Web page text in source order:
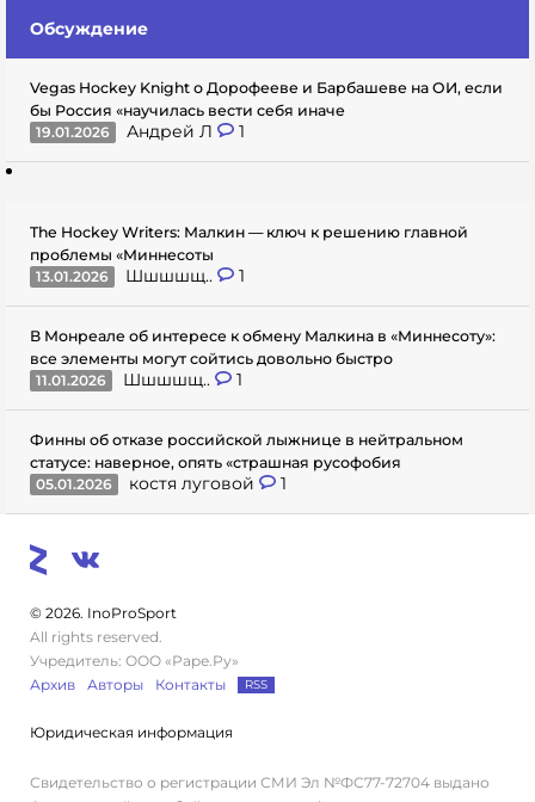
Обсуждение
Vegas Hockey Knight о Дорофееве и Барбашеве на ОИ, если
бы Россия «научилась вести себя иначе
19.01.2026
Андрей Л 1
The Hockey Writers: Малкин — ключ к решению главной
проблемы «Миннесоты
13.01.2026
Шшшшщ.. 1
В Монреале об интересе к обмену Малкина в «Миннесоту»:
все элементы могут сойтись довольно быстро
11.01.2026
Шшшшщ.. 1
Финны об отказе российской лыжнице в нейтральном
статусе: наверное, опять «страшная русофобия
05.01.2026
костя луговой 1
© 2026. InoProSport
All rights reserved.
Учредитель: ООО «Раре.Ру»
Архив
Авторы Контакты RSS
Юридическая информация
Свидетельство о регистрации СМИ Эл №ФС77-72704 выдано